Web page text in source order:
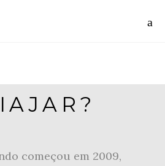
começou em 2009,